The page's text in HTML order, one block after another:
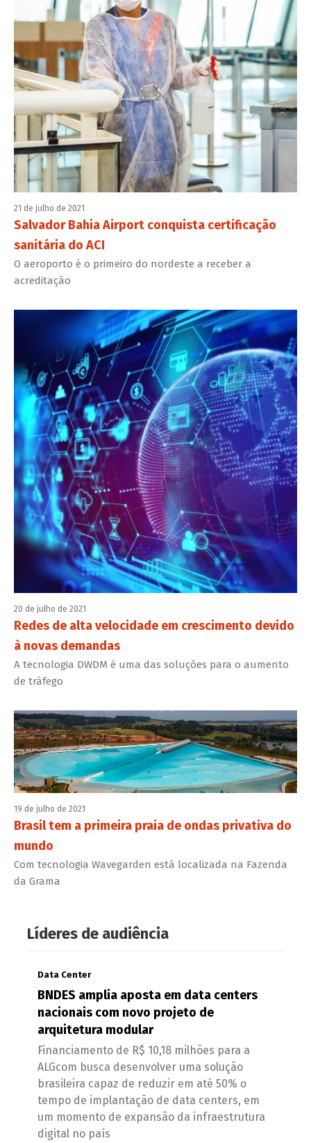
21 de julho de 2021
Salvador Bahia Airport conquista certificação
sanitária do ACI
O aeroporto é o primeiro do nordeste a receber a
acreditação
20 de julho de 2021
Redes de alta velocidade em crescimento devido
à novas demandas
A tecnologia DWDM é uma das soluções para o aumento
de tráfego
19 de julho de 2021
Brasil tem a primeira praia de ondas privativa do
mundo
Com tecnologia Wavegarden está localizada na Fazenda
da Grama
Líderes de audiência
Data Center
BNDES amplia aposta em data centers
nacionais com novo projeto de
arquitetura modular
Financiamento de R$ 10,18 milhões para a
ALGcom busca desenvolver uma solução
brasileira capaz de reduzir em até 50% o
tempo de implantação de data centers, em
um momento de expansão da infraestrutura
digital no país